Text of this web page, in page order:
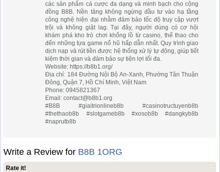
các sản phẩm cá cược đa dạng và minh bạch cho cộng
đồng B8B. Nền tảng không ngừng đầu tư vào hạ tầng
công nghệ hiện đại nhằm đảm bảo tốc độ truy cập vượt
trội và không giật lag. Tại đây, người dùng có cơ hội
khám phá kho trò chơi khổng lồ từ casino, thể thao cho
đến những tựa game nổ hũ hấp dẫn nhất. Quy trình giao
dịch nạp và rút tiền được hệ thống xử lý tự động, giúp tiết
kiệm thời gian và đảm bảo sự tiện lợi tối đa.
Website: https://b8b1.org/
Địa chỉ: 184 Đường Nội Bộ An-Xanh, Phường Tân Thuận
Đông, Quận 7, Hồ Chí Minh, Việt Nam
Phone: 0945821367
Email:contact@b8b1.org
#B8B #giaitrionlineb8b #casinotructuyenb8b
#thethaob8b #slotgameb8b #xosob8b #dangkyb8b
#naprutb8b
Write a Review for B8B 1ORG
Rate it!